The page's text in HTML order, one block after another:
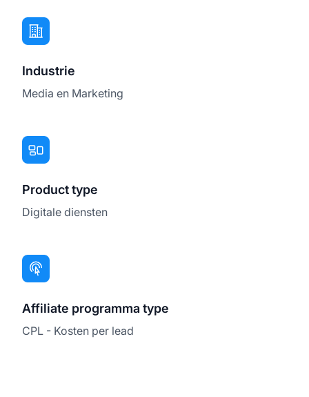
Industrie
Media en Marketing
Product type
Digitale diensten
Affiliate programma type
CPL - Kosten per lead